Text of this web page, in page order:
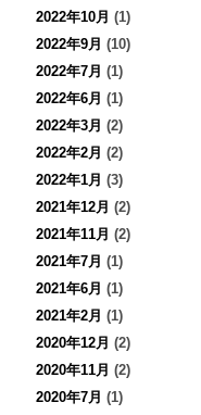
2022年10月 (1)
2022年9月 (10)
2022年7月 (1)
2022年6月 (1)
2022年3月 (2)
2022年2月 (2)
2022年1月 (3)
2021年12月 (2)
2021年11月 (2)
2021年7月 (1)
2021年6月 (1)
2021年2月 (1)
2020年12月 (2)
2020年11月 (2)
2020年7月 (1)